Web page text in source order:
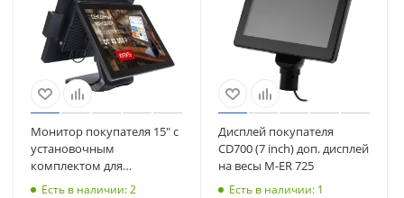
Монитор покупателя 15" с
установочным
комплектом для
сенсорного моноблока
Есть в наличии: 2
Дисплей покупателя
CD700 (7 inch) доп. дисплей
на весы M-ER 725
Есть в наличии: 1